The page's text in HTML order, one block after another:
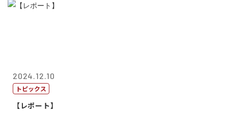
2024.12.10
トピックス
【レポート】